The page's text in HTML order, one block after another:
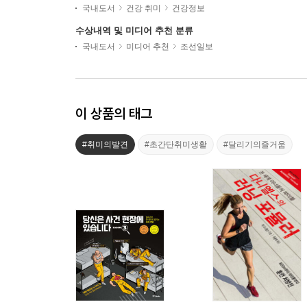
국내도서
건강 취미 건강정보
수상내역 및 미디어 추천 분류
국내도서 미디어 추천 조선일보
이 상품의 태그
#취미의발견 #초간단취미생활 #달리기의즐거움